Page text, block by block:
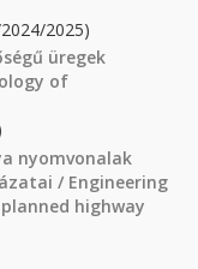
2025)
üregek
of
nyomvonalak
/ Engineering
highway